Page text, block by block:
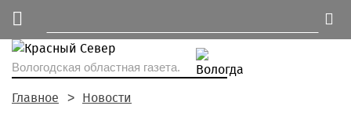
Вологодская областная газета.
Главное Новости